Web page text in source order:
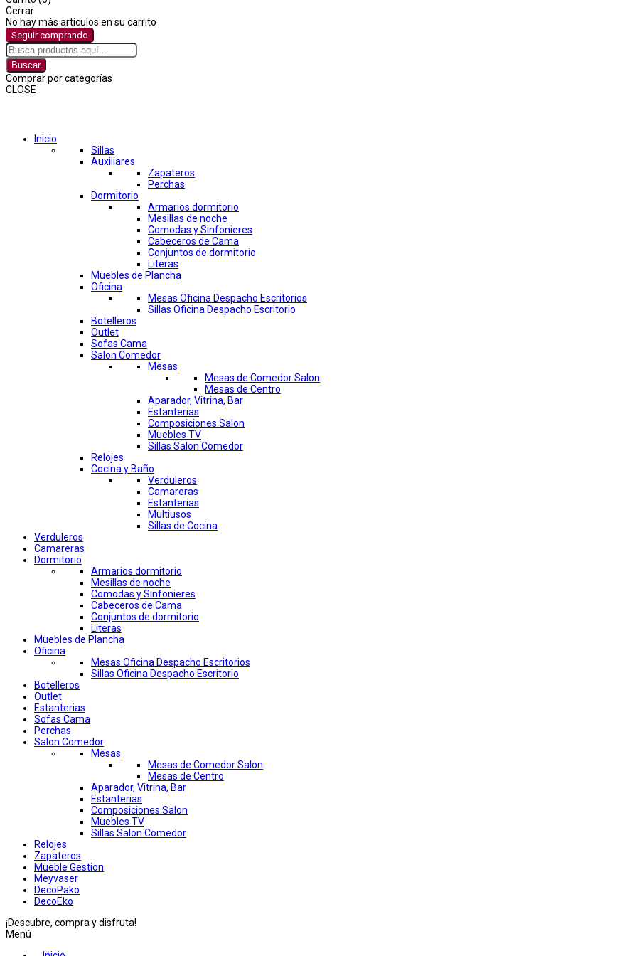
Cerrar
No hay más artículos en su carrito
Seguir comprando
Buscar
Comprar por categorías
CLOSE
Inicio
Sillas
Auxiliares
Zapateros
Perchas
Dormitorio
Armarios dormitorio
Mesillas de noche
Comodas y Sinfonieres
Cabeceros de Cama
Conjuntos de dormitorio
Literas
Muebles de Plancha
Oficina
Mesas Oficina Despacho Escritorios
Sillas Oficina Despacho Escritorio
Botelleros
Outlet
Sofas Cama
Salon Comedor
Mesas
Mesas de Comedor Salon
Mesas de Centro
Aparador, Vitrina, Bar
Estanterias
Composiciones Salon
Muebles TV
Sillas Salon Comedor
Relojes
Cocina y Baño
Verduleros
Camareras
Estanterias
Multiusos
Sillas de Cocina
Verduleros
Camareras
Dormitorio
Armarios dormitorio
Mesillas de noche
Comodas y Sinfonieres
Cabeceros de Cama
Conjuntos de dormitorio
Literas
Muebles de Plancha
Oficina
Mesas Oficina Despacho Escritorios
Sillas Oficina Despacho Escritorio
Botelleros
Outlet
Estanterias
Sofas Cama
Perchas
Salon Comedor
Mesas
Mesas de Comedor Salon
Mesas de Centro
Aparador, Vitrina, Bar
Estanterias
Composiciones Salon
Muebles TV
Sillas Salon Comedor
Relojes
Zapateros
Mueble Gestion
Meyvaser
DecoPako
DecoEko
¡Descubre, compra y disfruta!
Menú